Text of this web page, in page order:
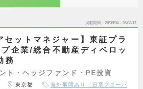
掲載期間 26/08/04～26/08/17
セットマネジャー】東証プラ
企業/総合不動産ディベロッ
務
ト・ヘッジファンド・PE投資
東京都
海外展開あり（日系グローバ